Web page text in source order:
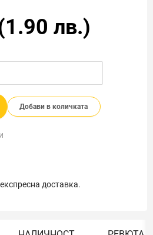
1.90 лв.)
Добави в количката
доставка.